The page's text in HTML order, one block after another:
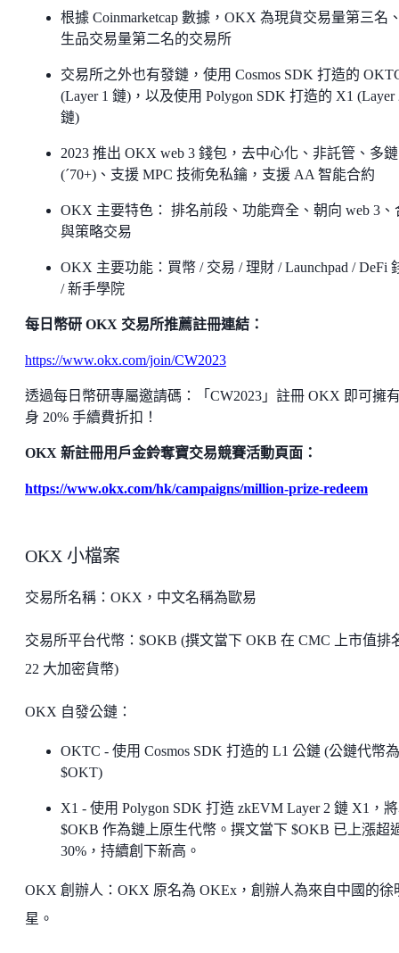
根據 Coinmarketcap 數據，OKX 為現貨交易量第三名
生品交易量第二名的交易所
交易所之外也有發鏈，使用 Cosmos SDK 打造的
(Layer 1 鏈)，以及使用 Polygon SDK 打造的 X1 (Layer
鏈)
2023 推出 OKX web 3 錢包，去中心化、非託管、多鏈
(ˊ70+)、支援 MPC 技術免私鑰，支援 AA 智能合約
OKX 主要特色： 排名前段、功能齊全、朝向 web 3、
與策略交易
OKX 主要功能：買幣 / 交易 / 理財 / Launchpad / DeFi
/ 新手學院
每日幣研 OKX 交易所推薦註冊連結：
https://www.okx.com/join/CW2023
透過每日幣研專屬邀請碼：「CW2023」註冊 OKX 即可擁
身 20% 手續費折扣！
OKX 新註冊用戶金鈴奪寶交易競賽活動頁面：
https://www.okx.com/hk/campaigns/million-prize-redeem
OKX 小檔案
交易所名稱：OKX，中文名稱為歐易
交易所平台代幣：$OKB (撰文當下 OKB 在 CMC 上市值排
22 大加密貨幣)
OKX 自發公鏈：
OKTC - 使用 Cosmos SDK 打造的 L1 公鏈 (公鏈代幣為
$OKT)
X1 - 使用 Polygon SDK 打造 zkEVM Layer 2 鏈 X1，
$OKB 作為鏈上原生代幣。撰文當下 $OKB 已上漲超
30%，持續創下新高。
OKX 創辦人：OKX 原名為 OKEx，創辦人為來自中國的徐
星。